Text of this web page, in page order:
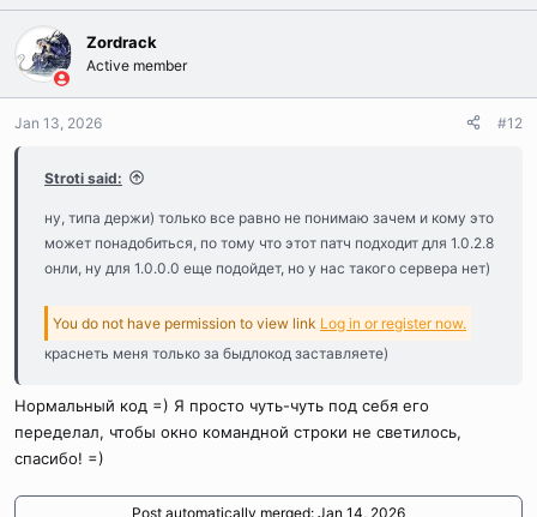
Zordrack
Active member
Jan 13, 2026 #12
Stroti said:
ну, типа держи) только все равно не понимаю зачем и кому это
может понадобиться, по тому что этот патч подходит для 1.0.2.8
онли, ну для 1.0.0.0 еще подойдет, но у нас такого сервера нет)
You do not have permission to view link Log in or register now.
краснеть меня только за быдлокод заставляете)
Нормальный код =) Я просто чуть-чуть под себя его
переделал, чтобы окно командной строки не светилось,
спасибо! =)
Post automatically merged: Jan 14, 2026